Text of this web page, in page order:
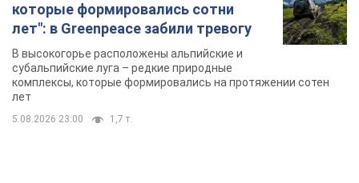
которые формировались сотни
лет": в Greenpeace забили тревогу
В высокогорье расположены альпийские и
субальпийские луга – редкие природные
комплексы, которые формировались на протяжении сотен
лет
5.08.2026 23:00 1,7 т.